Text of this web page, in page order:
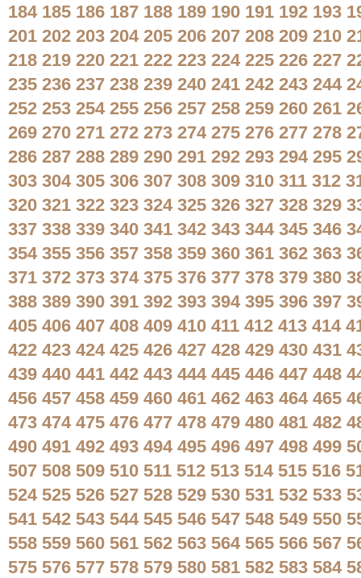
184 185 186 187 188 189 190 191 192 193
201 202 203 204 205 206 207 208 209 210
218 219 220 221 222 223 224 225 226 227
235 236 237 238 239 240 241 242 243 244
252 253 254 255 256 257 258 259 260 261
269 270 271 272 273 274 275 276 277 278
286 287 288 289 290 291 292 293 294 295
303 304 305 306 307 308 309 310 311 312
320 321 322 323 324 325 326 327 328 329
337 338 339 340 341 342 343 344 345 346
354 355 356 357 358 359 360 361 362 363
371 372 373 374 375 376 377 378 379 380
388 389 390 391 392 393 394 395 396 397
405 406 407 408 409 410 411 412 413 414
422 423 424 425 426 427 428 429 430 431
439 440 441 442 443 444 445 446 447 448
456 457 458 459 460 461 462 463 464 465
473 474 475 476 477 478 479 480 481 482
490 491 492 493 494 495 496 497 498 499
507 508 509 510 511 512 513 514 515 516
524 525 526 527 528 529 530 531 532 533
541 542 543 544 545 546 547 548 549 550
558 559 560 561 562 563 564 565 566 567
575 576 577 578 579 580 581 582 583 584